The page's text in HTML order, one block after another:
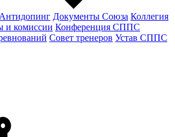
Антидопинг Документы Cоюза Коллегия
и комиссии Конференция СППС
Совет тренеров Устав СППС